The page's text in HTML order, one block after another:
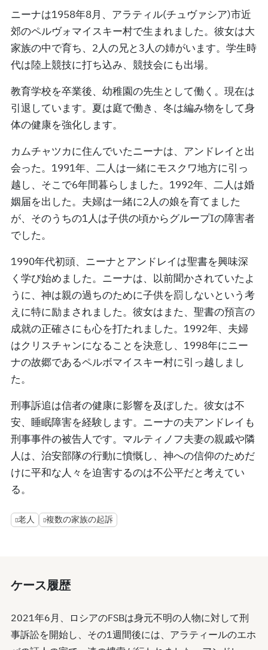
ニーナは1958年8月、アラティル(チュヴァシア)市近
郊のペルヴォマイスキー村で生まれました。彼女は大
家族の中で育ち、2人の兄と3人の姉がいます。学生時
代は陸上競技に打ち込み、競技会にも出場。
教育学校を卒業後、幼稚園の先生として働く。現在は
引退しています。夏は庭で働き、冬は編み物をして身
体の健康を強化します。
カムチャツカに住んでいたニーナは、アンドレイと出
会った。1991年、二人は一緒にモスクワ地方に引っ
越し、そこで6年間暮らしました。1992年、二人は婚
姻届を出した。夫婦は一緒に2人の娘を育てました
が、そのうちの1人は子供の頃からグループIの障害者
でした。
1990年代初頭、ニーナとアンドレイは聖書を興味深
く学び始めました。ニーナは、以前聞かされていたよ
うに、神は親の過ちのために子供を罰しないという考
えに特に励まされました。彼女はまた、聖書の預言の
成就の正確さにも心を打たれました。1992年、夫婦
はクリスチャンになることを決意し、1998年にニー
ナの故郷であるペルボマイスキー村に引っ越しまし
た。
刑事訴追は信者の健康に影響を及ぼした。彼女は不
安、睡眠障害を経験します。ニーナの夫アンドレイも
刑事事件の被告人です。マルティノフ夫妻の親戚や隣
人は、治安部隊の行動に憤慨し、神への信仰のためだ
けに平和な人々を迫害するのは不公平だと考えてい
る。
老人 複数の家族の起訴
ケース履歴
2021年6月、ロシアのFSBは身元不明の人物に対して刑
事訴訟を開始し、その1週間後には、アラティールのエホ